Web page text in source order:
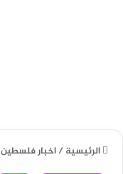
الرئيسية/اخبار فلسطين